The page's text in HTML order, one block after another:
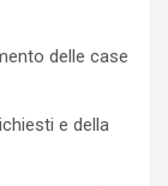
delle case
e della